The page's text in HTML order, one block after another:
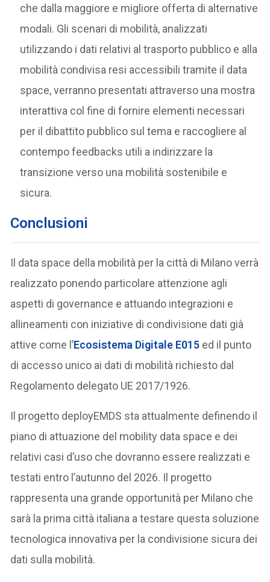
che dalla maggiore e migliore offerta di alternative
modali. Gli scenari di mobilità, analizzati
utilizzando i dati relativi al trasporto pubblico e alla
mobilità condivisa resi accessibili tramite il data
space, verranno presentati attraverso una mostra
interattiva col fine di fornire elementi necessari
per il dibattito pubblico sul tema e raccogliere al
contempo feedbacks utili a indirizzare la
transizione verso una mobilità sostenibile e
sicura.
Conclusioni
Il data space della mobilità per la città di Milano verrà
realizzato ponendo particolare attenzione agli
aspetti di governance e attuando integrazioni e
allineamenti con iniziative di condivisione dati già
attive come l’Ecosistema Digitale E015 ed il punto
di accesso unico ai dati di mobilità richiesto dal
Regolamento delegato UE 2017/1926.
Il progetto deployEMDS sta attualmente definendo il
piano di attuazione del mobility data space e dei
relativi casi d’uso che dovranno essere realizzati e
testati entro l’autunno del 2026. Il progetto
rappresenta una grande opportunità per Milano che
sarà la prima città italiana a testare questa soluzione
tecnologica innovativa per la condivisione sicura dei
dati sulla mobilità.